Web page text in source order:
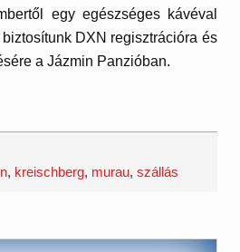
egy egészséges kávéval
DXN regisztrációra és
a Jázmin Panzióban.
, kreischberg, murau,szállás